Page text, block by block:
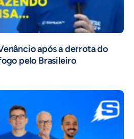
após a derrota do
pelo Brasileiro